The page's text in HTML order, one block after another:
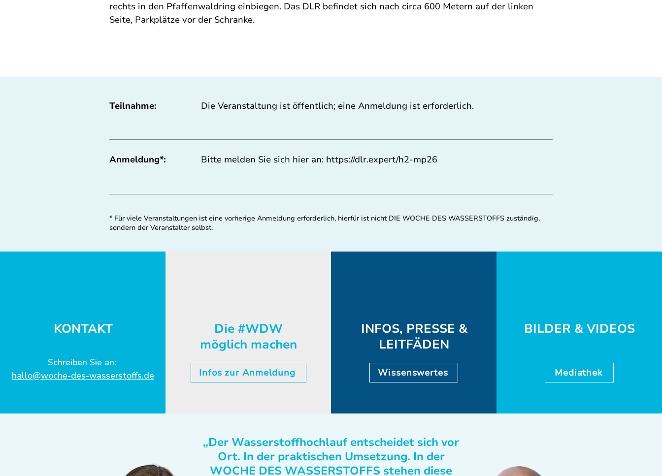
rechts in den Pfaffenwaldring einbiegen. Das DLR befindet sich nach circa 600 Metern auf der linken
Seite, Parkplätze vor der Schranke.
Teilnahme: Die Veranstaltung ist öffentlich; eine Anmeldung ist erforderlich.
Anmeldung*: Bitte melden Sie sich hier an: https://dlr.expert/h2-mp26
* Für viele Veranstaltungen ist eine vorherige Anmeldung erforderlich, hierfür ist nicht DIE WOCHE DES WASSERSTOFFS zuständig,
sondern der Veranstalter selbst.
KONTAKT
Schreiben Sie an:
hallo@woche-des-wasserstoffs.de
Die #WDW
möglich machen
Infos zur Anmeldung
INFOS, PRESSE &
LEITFÄDEN
Wissenswertes
BILDER & VIDEOS
Mediathek
„Der Wasserstoffhochlauf entscheidet sich vor
Ort. In der praktischen Umsetzung. In der
WOCHE DES WASSERSTOFFS stehen diese